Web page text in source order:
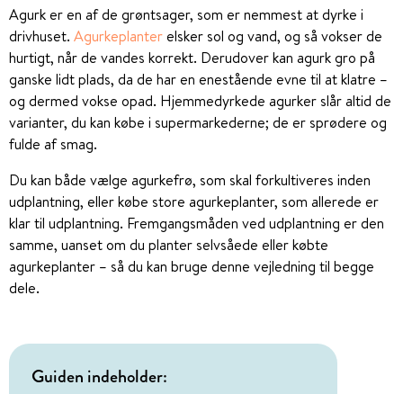
Agurk er en af de grøntsager, som er nemmest at dyrke i
drivhuset. Agurkeplanterelsker sol og vand, og så vokser de
hurtigt, når de vandes korrekt. Derudover kan agurk gro på
ganske lidt plads, da de har en enestående evne til at klatre –
og dermed vokse opad. Hjemmedyrkede agurker slår altid de
varianter, du kan købe i supermarkederne; de er sprødere og
fulde af smag.
Du kan både vælge agurkefrø, som skal forkultiveres inden
udplantning, eller købe store agurkeplanter, som allerede er
klar til udplantning. Fremgangsmåden ved udplantning er den
samme, uanset om du planter selvsåede eller købte
agurkeplanter – så du kan bruge denne vejledning til begge
dele.
Guiden indeholder: